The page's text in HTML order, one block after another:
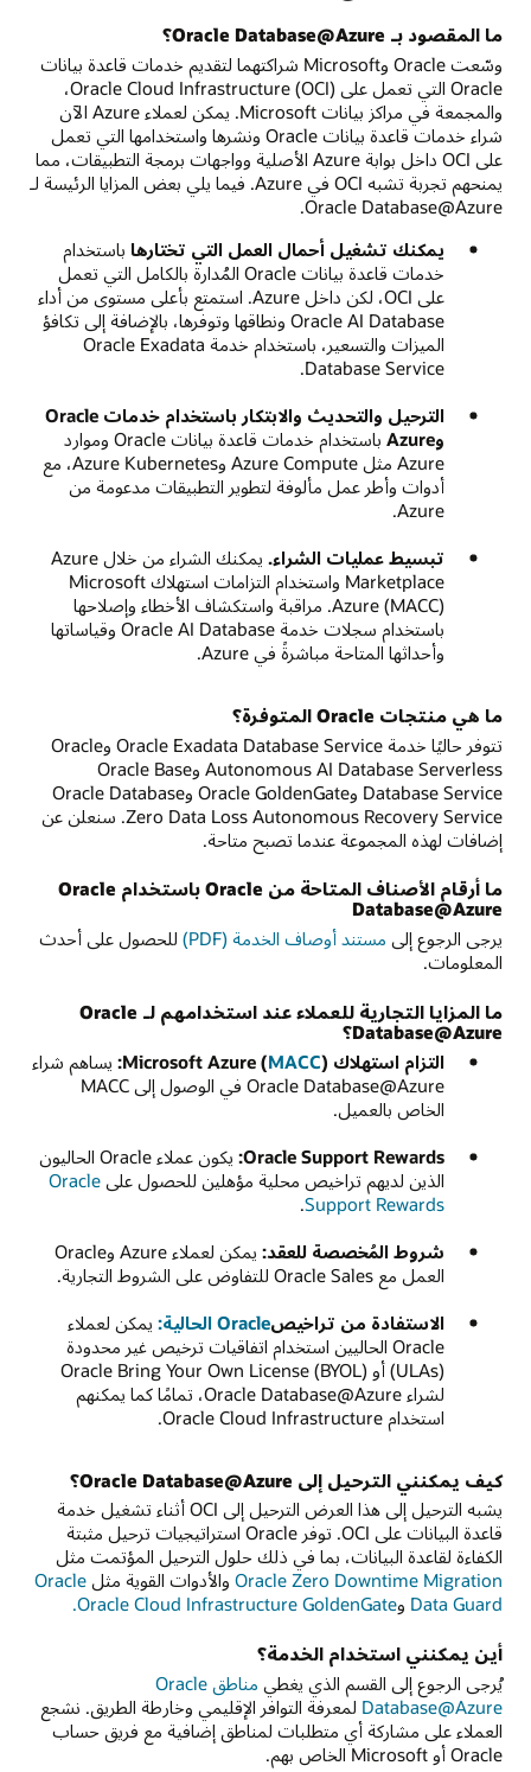
ما المقصود بـ Oracle Database@Azure؟
وسّعت Oracle وMicrosoft شراكتهما لتقديم خدمات قاعدة بيانات
Oracle التي تعمل على Oracle Cloud Infrastructure (OCI)،
والمجمعة في مراكز بيانات Microsoft. يمكن لعملاء Azure الآن
شراء خدمات قاعدة بيانات Oracle ونشرها واستخدامها التي تعمل
على OCI داخل بوابة Azure الأصلية وواجهات برمجة التطبيقات، مما
يمنحهم تجربة تشبه OCI في Azure. فيما يلي بعض المزايا الرئيسة لـ
Oracle Database@Azure.
يمكنك تشغيل أحمال العمل التي تختارها باستخدام
خدمات قاعدة بيانات Oracle المُدارة بالكامل التي تعمل
على OCI، لكن داخل Azure. استمتع بأعلى مستوى من أداء
Oracle AI Database ونطاقها وتوفرها، بالإضافة إلى تكافؤ
الميزات والتسعير، باستخدام خدمة Oracle Exadata
Database Service.
الترحيل والتحديث والابتكار باستخدام خدمات Oracle
وAzure
باستخدام خدمات قاعدة بيانات Oracle وموارد
Azure مثل Azure Compute وAzure Kubernetes، مع
أدوات وأطر عمل مألوفة لتطوير التطبيقات مدعومة من
Azure.
تبسيط عمليات الشراء.
يمكنك الشراء من خلال Azure
Marketplace واستخدام التزامات استهلاك Microsoft
Azure (MACC). مراقبة واستكشاف الأخطاء وإصلاحها
باستخدام سجلات خدمة Oracle AI Database وقياساتها
وأحداثها المتاحة مباشرةً في Azure.
ما هي منتجات Oracle المتوفرة؟
تتوفر حاليًا خدمة Oracle Exadata Database Service وOracle
Autonomous AI Database Serverless وOracle Base
Database Service وOracle GoldenGate وOracle Database
Zero Data Loss Autonomous Recovery Service. سنعلن عن
إضافات لهذه المجموعة عندما تصبح متاحة.
ما أرقام الأصناف المتاحة من Oracle باستخدام Oracle
Database@Azure
يرجى الرجوع إلى مستند أوصاف الخدمة (PDF)
للحصول على أحدث
المعلومات.
ما المزايا التجارية للعملاء عند استخدامهم لـ Oracle
Database@Azure؟
التزام استهلاك Microsoft Azure ( MACC):
يساهم شراء
Oracle Database@Azure في الوصول إلى MACC
الخاص بالعميل.
Oracle Support Rewards:
يكون عملاء Oracle الحاليون
الذين لديهم تراخيص محلية مؤهلين للحصول علىOracle
Support Rewards
.
شروط المُخصصة للعقد:
يمكن لعملاء Azure وOracle
العمل مع Oracle Sales للتفاوض على الشروط التجارية.
الاستفادة من تراخيصOracle الحالية:
يمكن لعملاء
Oracle الحاليين استخدام اتفاقيات ترخيص غير محدودة
(ULAs) أو Oracle Bring Your Own License (BYOL)
لشراء Oracle Database@Azure، تمامًا كما يمكنهم
استخدام Oracle Cloud Infrastructure.
كيف يمكنني الترحيل إلى Oracle Database@Azure؟
يشبه الترحيل إلى هذا العرض الترحيل إلى OCI أثناء تشغيل خدمة
قاعدة البيانات على OCI. توفر Oracle استراتيجيات ترحيل مثبتة
الكفاءة لقاعدة البيانات، بما في ذلك حلول الترحيل المؤتمت مثل
Oracle Zero Downtime Migration والأدوات القوية مثل Oracle
Data Guard وOracle Cloud Infrastructure GoldenGate.
أين يمكنني استخدام الخدمة؟
يُرجى الرجوع إلى القسم الذي يغطي
مناطق Oracle
Database@Azure‏ لمعرفة التوافر الإقليمي وخارطة الطريق. نشجع
العملاء على مشاركة أي متطلبات لمناطق إضافية مع فريق حساب
Oracle أو Microsoft الخاص بهم.